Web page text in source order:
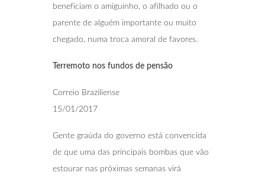
beneficiam o amiguinho, o afilhado ou o
parente de alguém importante ou muito
chegado, numa troca amoral de favores.
Terremoto nos fundos de pensão
Correio Braziliense
15/01/2017
Gente graúda do governo está convencida
de que uma das principais bombas que vão
estourar nas próximas semanas virá